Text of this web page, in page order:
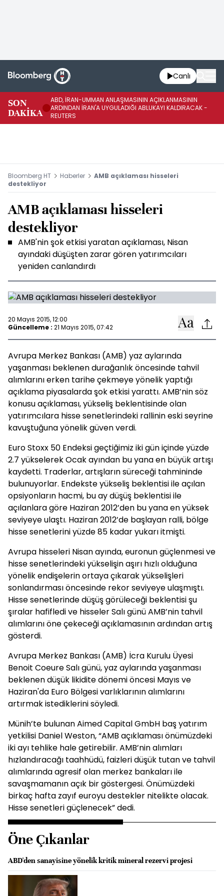
Canlı
SON
DAKİKA
ABD, İRAN-UMMAN ANLAŞMASININ AÇIKLANMASININ
ARDINDAN İRAN'A UYGULADIĞI ABLUKAYI KALDIRACAK -
REUTERS
Bloomberg HT Haberler
AMB açıklaması hisseleri
destekliyor
AMB açıklaması hisseleri
destekliyor
AMB'nin şok etkisi yaratan açıklaması, Nisan
ayındaki düşüşten zarar gören yatırımcıları
yeniden canlandırdı
20 Mayıs 2015, 12:00
Güncelleme : 21 Mayıs 2015, 07:42
Avrupa Merkez Bankası (AMB) yaz aylarında
yaşanması beklenen durağanlık öncesinde tahvil
alımlarını erken tarihe çekmeye yönelik yaptığı
açıklama piyasalarda şok etkisi yarattı. AMB’nin söz
konusu açıklaması, yükseliş beklentisinde olan
yatırımcılara hisse senetlerindeki rallinin eski seyrine
kavuştuğuna yönelik güven verdi.
Euro Stoxx 50 Endeksi geçtiğimiz iki gün içinde yüzde
2.7 yükselerek Ocak ayından bu yana en büyük artışı
kaydetti. Traderlar, artışların süreceği tahmininde
bulunuyorlar. Endekste yükseliş beklentisi ile açılan
opsiyonların hacmi, bu ay düşüş beklentisi ile
açılanlara göre Haziran 2012’den bu yana en yüksek
seviyeye ulaştı. Haziran 2012’de başlayan ralli, bölge
hisse senetlerini yüzde 85 kadar yukarı itmişti.
Avrupa hisseleri Nisan ayında, euronun güçlenmesi ve
hisse senetlerindeki yükselişin aşırı hızlı olduğuna
yönelik endişelerin ortaya çıkarak yükselişleri
sonlandırması öncesinde rekor seviyeye ulaşmıştı.
Hisse senetlerinde düşüş görüleceği beklentisi şu
şıralar hafifledi ve hisseler Salı günü AMB’nin tahvil
alımlarını öne çekeceği açıklamasının ardından artış
gösterdi.
Avrupa Merkez Bankası (AMB) İcra Kurulu Üyesi
Benoit Coeure Salı günü, yaz aylarında yaşanması
beklenen düşük likidite dönemi öncesi Mayıs ve
Haziran'da Euro Bölgesi varlıklarının alımlarını
artırmak istediklerini söyledi.
Münih’te bulunan Aimed Capital GmbH baş yatırım
yetkilisi Daniel Weston, “AMB açıklaması önümüzdeki
iki ayı tehlike hale getirebilir. AMB’nin alımları
hızlandıracağı taahhüdü, faizleri düşük tutan ve tahvil
alımlarında agresif olan merkez bankaları ile
savaşmamanın açık bir göstergesi. Önümüzdeki
birkaç hafta zayıf euroyu destekler nitelikte olacak.
Hisse senetleri güçlenecek” dedi.
Öne Çıkanlar
ABD'den sanayisine yönelik kritik mineral rezervi projesi